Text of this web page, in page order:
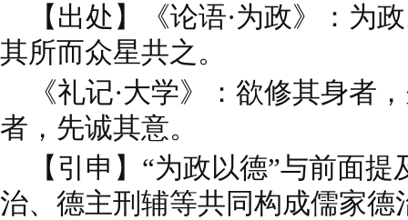
【出处】《论语·为政》：为
其所而众星共之。
《礼记·大学》：欲修其身者
者，先诚其意。
【引申】“为政以德”与前面提
治、德主刑辅等共同构成儒家德